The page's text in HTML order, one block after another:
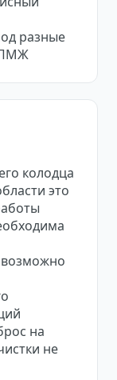
разные
ПМЖ
колодца
это
возможно
на
не